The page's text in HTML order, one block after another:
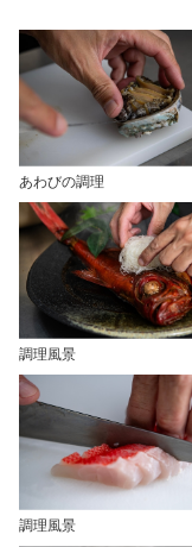
あわびの調理
調理風景
調理風景